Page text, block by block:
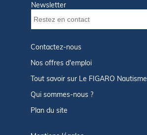
Newsletter
Contactez-nous
Nos offres d'emploi
Tout savoir sur Le FIGARO Nautisme
Qui sommes-nous ?
Plan du site